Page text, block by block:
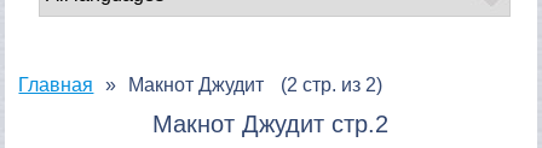
Главная Макнот Джудит (2 стр. из 2)
Макнот Джудит стр.2